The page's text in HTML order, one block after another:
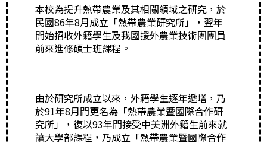
本校為提升熱帶農業及其相關領域之研究，於
民國86年8月成立「熱帶農業研究所」，翌年
開始招收外籍學生及我國援外農業技術團團員
前來進修碩士班課程。
由於研究所成立以來，外籍學生逐年遞增，乃
於91年8月間更名為「熱帶農業暨國際合作研
究所」，復以93年間接受中美洲外籍生前來就
讀大學部課程，乃成立「熱帶農業暨國際合作